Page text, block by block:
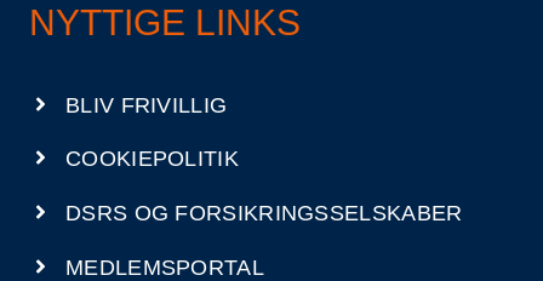
NYTTIGE LINKS
BLIV FRIVILLIG
COOKIEPOLITIK
DSRS OG FORSIKRINGSSELSKABER
MEDLEMSPORTAL